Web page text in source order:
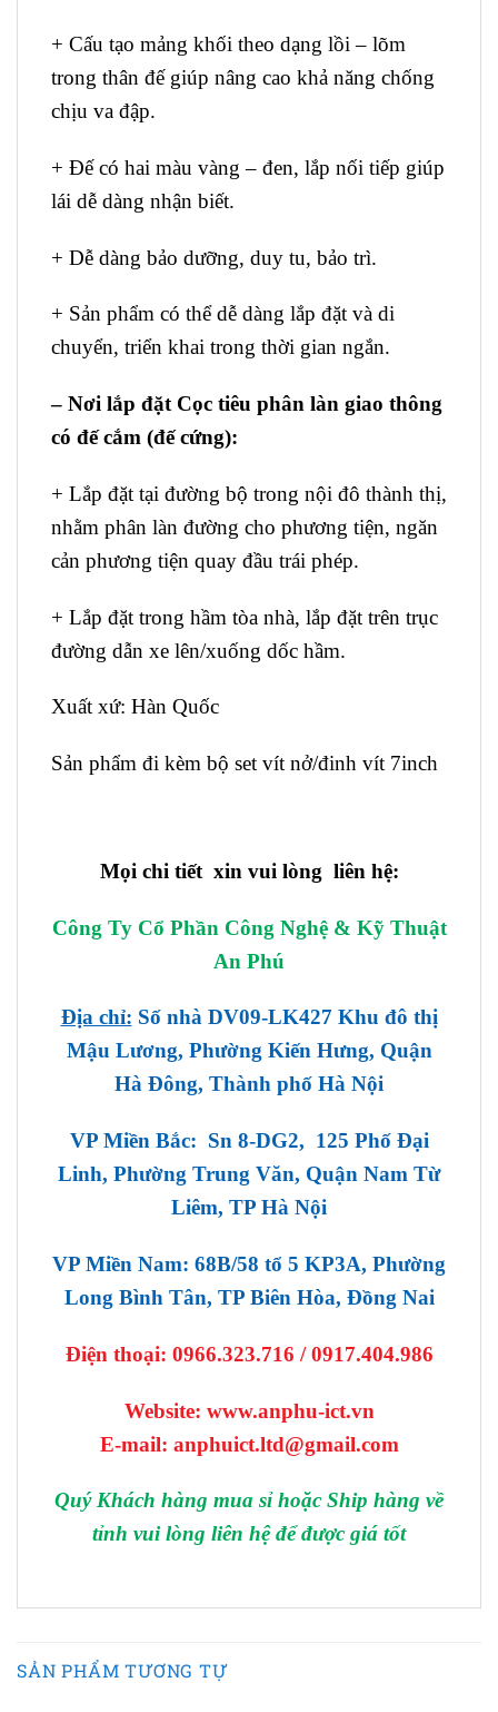
+ Cấu tạo mảng khối theo dạng lồi – lõm
trong thân đế giúp nâng cao khả năng chống
chịu va đập.
+ Đế có hai màu vàng – đen, lắp nối tiếp giúp
lái dễ dàng nhận biết.
+ Dễ dàng bảo dưỡng, duy tu, bảo trì.
+ Sản phẩm có thể dễ dàng lắp đặt và di
chuyển, triển khai trong thời gian ngắn.
– Nơi lắp đặt Cọc tiêu phân làn giao thông
có đế cắm (đế cứng):
+ Lắp đặt tại đường bộ trong nội đô thành thị,
nhằm phân làn đường cho phương tiện, ngăn
cản phương tiện quay đầu trái phép.
+ Lắp đặt trong hầm tòa nhà, lắp đặt trên trục
đường dẫn xe lên/xuống dốc hầm.
Xuất xứ: Hàn Quốc
Sản phẩm đi kèm bộ set vít nở/đinh vít 7inch
Mọi chi tiết xin vui lòng liên hệ:
Công Ty Cổ Phần Công Nghệ & Kỹ Thuật
An Phú
Địa chỉ: Số nhà DV09-LK427 Khu đô thị
Mậu Lương, Phường Kiến Hưng, Quận
Hà Đông, Thành phố Hà Nội
VP Miền Bắc: Sn 8-DG2, 125 Phố Đại
Linh, Phường Trung Văn, Quận Nam Từ
Liêm, TP Hà Nội
VP Miền Nam: 68B/58 tổ 5 KP3A, Phường
Long Bình Tân, TP Biên Hòa, Đồng Nai
Điện thoại: 0966.323.716 / 0917.404.986
Website: www.anphu-ict.vn
E-mail: anphuict.ltd@gmail.com
Quý Khách hàng mua sỉ hoặc Ship hàng về
tỉnh vui lòng liên hệ để được giá tốt
SẢN PHẨM TƯƠNG TỰ